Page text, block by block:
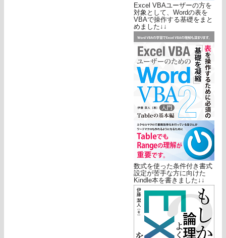
Excel VBAユーザーの方を
対象として、Wordの表を
VBAで操作する基礎をまと
めました↓↓
数式を使った条件付き書式
設定が苦手な方に向けた
Kindle本を書きました↓↓